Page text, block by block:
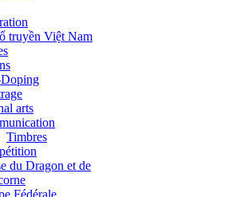
truyền Việt Nam
arts
Timbres
du Dragon et de
Fédérale